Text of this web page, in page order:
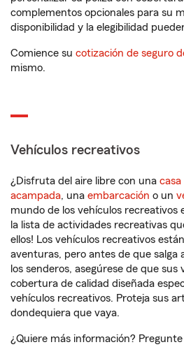
complementos opcionales para su
disponibilidad y la elegibilidad
Comience su cotización de seguro
mismo.
Vehículos recreativos
¿Disfruta del aire libre con una
acampada, una embarcación o un
mundo de los vehículos recreativos
la lista de actividades recreativas
ellos! Los vehículos recreativos
aventuras, pero antes de que salga
los senderos, asegúrese de que sus
cobertura de calidad diseñada
vehículos recreativos. Proteja sus
dondequiera que vaya.
¿Quiere más información?